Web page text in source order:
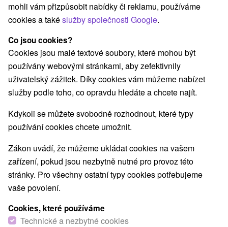
Rezervace a výběr pobytu
Navigovat do místa
Zařízení je momentálně vyřazeno z naší nabídky!
Délka pobytuod nocí Možnosti stravovánísnídaně
Datum platnosti pobytu doneobmedzená platnosť
Poloha
Východné Slovensko, Prešovský kraj, Dolný
Smokovec
Cena
0,-Kč/ Noc / os.
Zavolejte nám - +421 2 21 02 57 57
mohli vám přizpůsobit nabídky či reklamu, používáme
cookies a takéslužby společnosti Google.
Co jsou cookies?
Cookies jsou malé textové soubory, které mohou být
používány webovými stránkami, aby zefektivnily
uživatelský zážitek. Díky cookies vám můžeme nabízet
služby podle toho, co opravdu hledáte a chcete najít.
Kdykoli se můžete svobodně rozhodnout, které typy
používání cookies chcete umožnit.
Zákon uvádí, že můžeme ukládat cookies na vašem
zařízení, pokud jsou nezbytně nutné pro provoz této
stránky. Pro všechny ostatní typy cookies potřebujeme
vaše povolení.
Cookies, které používáme
Technické a nezbytné cookies